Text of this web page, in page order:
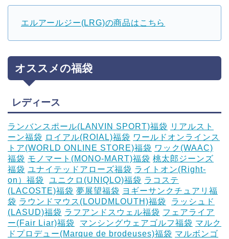
エルアールジー(LRG)の商品はこちら
オススメの福袋
レディース
ランバンスポール(LANVIN SPORT)福袋 リアルスト
ーン福袋 ロイアル(ROIAL)福袋 ワールドオンラインス
トア(WORLD ONLINE STORE)福袋 ワック(WAAC)
福袋 モノマート(MONO-MART)福袋 桃太郎ジーンズ
福袋 ユナイテッドアローズ福袋 ライトオン(Right-
on）福袋
ユニクロ(UNIQLO)福袋 ラコステ
(LACOSTE)福袋 夢展望福袋 ヨギーサンクチュアリ福
袋 ラウンドマウス(LOUDMLOUTH)福袋
ラッシュド
(LASUD)福袋 ラフアンドスウェル福袋 フェアライア
ー(Fair Liar)福袋
マンシングウェアゴルフ福袋 マルク
ドプロデュー(Marque de brodeuses)福袋 マルボンゴ